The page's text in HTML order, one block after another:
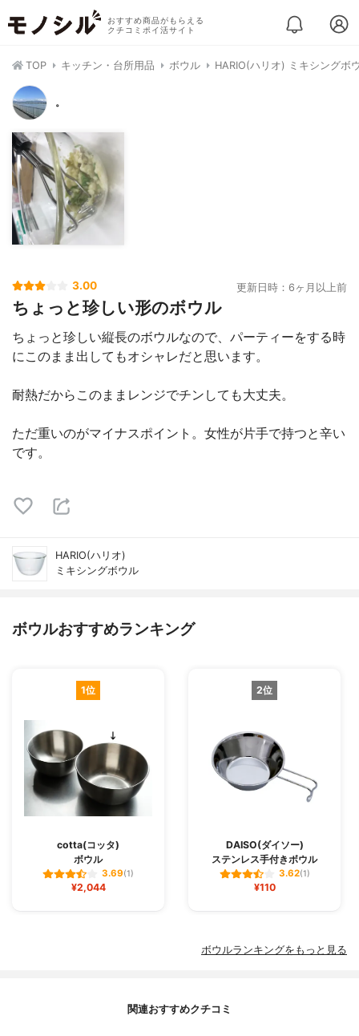
おすすめ商品がもらえる
クチコミポイ活サイト
TOP キッチン・台所用品 ボウル HARIO(ハリオ) ミキシングボ
。
3.00 更新日時：6ヶ月以上前
ちょっと珍しい形のボウル
ちょっと珍しい縦長のボウルなので、パーティーをする時
にこのまま出してもオシャレだと思います。
耐熱だからこのままレンジでチンしても大丈夫。
ただ重いのがマイナスポイント。女性が片手で持つと辛い
です。
HARIO(ハリオ)
ミキシングボウル
ボウルおすすめランキング
1位
cotta(コッタ)
ボウル
3.69(1)
¥2,044
2位
DAISO(ダイソー)
ステンレス手付きボウル
3.62(1)
¥110
ボウルランキングをもっと見る
関連おすすめクチコミ